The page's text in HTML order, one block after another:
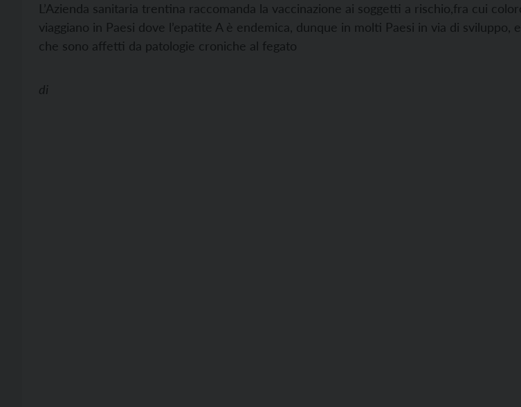
L’Azienda sanitaria trentina raccomanda la vaccinazione ai soggetti a rischio,fra cui
viaggiano in Paesi dove l’epatite A è endemica, dunque in molti Paesi in via di sviluppo,
che sono affetti da patologie croniche al fegato
di